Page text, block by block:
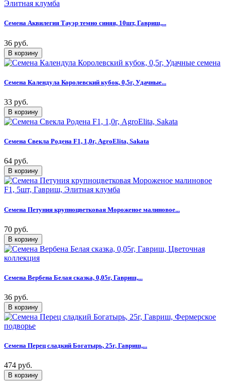
Семена Аквилегия Тауэр темно синяя, 10шт, Гавриш,...
36 руб.
Семена Календула Королевский кубок, 0,5г, Удачные...
33 руб.
Семена Свекла Родена F1, 1,0г, AgroElita, Sakata
64 руб.
Семена Петуния крупноцветковая Мороженое малиновое...
70 руб.
Семена Вербена Белая сказка, 0,05г, Гавриш,...
36 руб.
Семена Перец сладкий Богатырь, 25г, Гавриш,...
474 руб.